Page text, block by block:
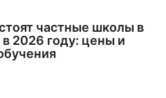
частные школы в
2026 году: цены и